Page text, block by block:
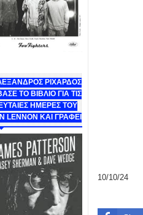
ΡΙΧΑΡΔΟΣ
ΤΟ ΒΙΒΛΙΟ ΓΙΑ ΤΙΣ
ΗΜΕΡΕΣ ΤΟΥ
LENNON ΚΑΙ ΓΡΑΦΕΙ
10/10/24